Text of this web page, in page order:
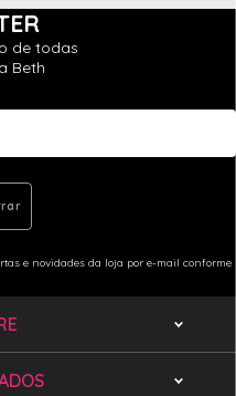
de todas
Beth
e novidades da loja por e-mail conforme